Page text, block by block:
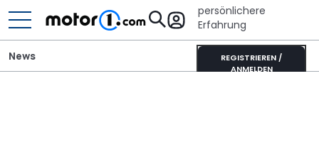
persönlichere
Erfahrung
REGISTRIEREN /
ANMELDEN
News